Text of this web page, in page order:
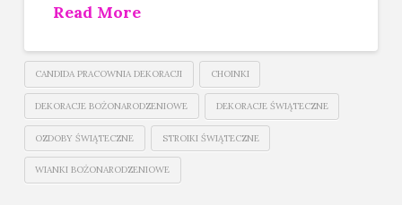
Read More
CANDIDA PRACOWNIA DEKORACJI CHOINKI
DEKORACJE BOŻONARODZENIOWE DEKORACJE ŚWIĄTECZNE
OZDOBY ŚWIĄTECZNE STROIKI ŚWIĄTECZNE
WIANKI BOŻONARODZENIOWE